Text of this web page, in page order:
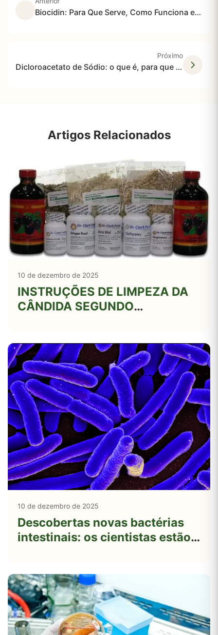
Biocidin: Para Que Serve, Como Funciona e O Que a Ciência Diz Sobre Esse Suplemento Botânico
Próximo
Dicloroacetato de Sódio: o que é, para que serve, como funciona e o que a ciência realmente diz
Artigos Relacionados
10 de dezembro de 2025
INSTRUÇÕES DE LIMPEZA DA
CÂNDIDA SEGUNDO
10 de dezembro de 2025
Descobertas novas bactérias
intestinais: os cientistas estão
aumentar a perda de peso